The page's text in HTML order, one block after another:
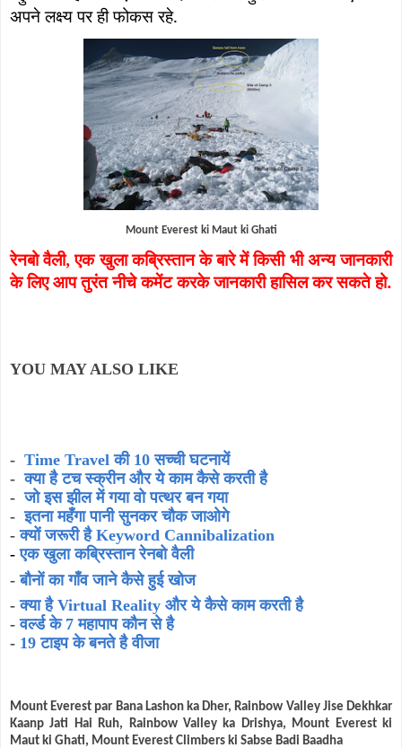
अपने लक्ष्य पर ही फोकस रहे.
Mount Everest ki Maut ki Ghati
रेनबो वैली,एक खुला कब्रिस्तान के बारे में किसी भी अन्य जानकारी
के लिए आप तुरंत नीचे कमेंट करके जानकारी हासिल कर सकते हो.
YOU MAY ALSO LIKE
- Time Travel की 10 सच्ची घटनायें
-क्या है टच स्क्रीन और ये काम कैसे करती है
-जो इस झील में गया वो पत्थर बन गया
-इतना महँगा पानी सुनकर चौक जाओगे
-क्यों जरूरी है Keyword Cannibalization
-एक खुला कब्रिस्तान रेनबो वैली
-बौनों का गाँव जाने कैसे हुई खोज
-क्या है Virtual Reality और ये कैसे काम करती है
-वर्ल्ड के 7 महापाप कौन से है
- 19 टाइप के बनते है वीजा
Mount Everest par Bana Lashon ka Dher, Rainbow Valley Jise Dekhkar
Kaanp Jati Hai Ruh, Rainbow Valley ka Drishya, Mount Everest ki
Maut ki Ghati, Mount Everest Climbers ki Sabse Badi Baadha